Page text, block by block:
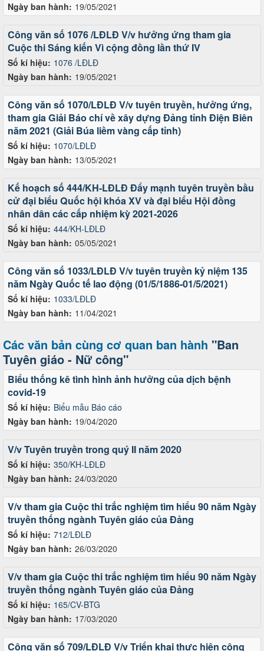
Ngày ban hành: 19/05/2021
Số kí hiệu: 1076 /LĐLĐ
Ngày ban hành: 19/05/2021
Công văn số 1076 /LĐLĐ V/v hưởng ứng tham gia
Cuộc thi Sáng kiến Vì cộng đồng lần thứ IV
Số kí hiệu: 1070/LĐLĐ
Ngày ban hành: 13/05/2021
Công văn số 1070/LĐLĐ V/v tuyên truyền, hưởng ứng,
tham gia Giải Báo chí về xây dựng Đảng tỉnh Điện Biên
năm 2021 (Giải Búa liềm vàng cấp tỉnh)
Số kí hiệu: 444/KH-LĐLĐ
Ngày ban hành: 05/05/2021
Kế hoạch số 444/KH-LĐLĐ Đẩy mạnh tuyên truyền bầu
cử đại biểu Quốc hội khóa XV và đại biểu Hội đồng
nhân dân các cấp nhiệm kỳ 2021-2026
Số kí hiệu: 1033/LĐLĐ
Ngày ban hành: 11/04/2021
Công văn số 1033/LĐLĐ V/v tuyên truyền kỷ niệm 135
năm Ngày Quốc tế lao động (01/5/1886-01/5/2021)
Các văn bản cùng cơ quan ban hành "Ban
Tuyên giáo - Nữ công"
Số kí hiệu: Biểu mẫu Báo cáo
Ngày ban hành: 19/04/2020
Biểu thống kê tình hình ảnh hưởng của dịch bệnh
covid-19
Số kí hiệu: 350/KH-LĐLĐ
Ngày ban hành: 24/03/2020
V/v Tuyên truyền trong quý II năm 2020
Số kí hiệu: 712/LĐLĐ
Ngày ban hành: 26/03/2020
V/v tham gia Cuộc thi trắc nghiệm tìm hiểu 90 năm Ngày
truyền thống ngành Tuyên giáo của Đảng
Số kí hiệu: 165/CV-BTG
Ngày ban hành: 17/03/2020
V/v tham gia Cuộc thi trắc nghiệm tìm hiểu 90 năm Ngày
truyền thống ngành Tuyên giáo của Đảng
Công văn số 709/LĐLĐ V/v Triển khai thực hiện công